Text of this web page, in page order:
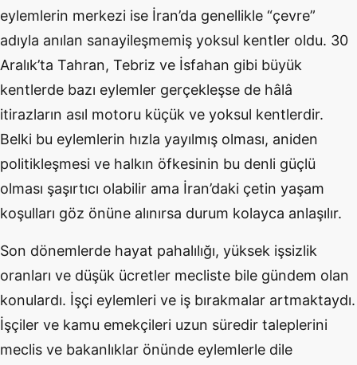
eylemlerin merkezi ise İran’da genellikle “çevre”
adıyla anılan sanayileşmemiş yoksul kentler oldu. 30
Aralık’ta Tahran, Tebriz ve İsfahan gibi büyük
kentlerde bazı eylemler gerçekleşse de hâlâ
itirazların asıl motoru küçük ve yoksul kentlerdir.
Belki bu eylemlerin hızla yayılmış olması, aniden
politikleşmesi ve halkın öfkesinin bu denli güçlü
olması şaşırtıcı olabilir ama İran’daki çetin yaşam
koşulları göz önüne alınırsa durum kolayca anlaşılır.
Son dönemlerde hayat pahalılığı, yüksek işsizlik
oranları ve düşük ücretler mecliste bile gündem olan
konulardı. İşçi eylemleri ve iş bırakmalar artmaktaydı.
İşçiler ve kamu emekçileri uzun süredir taleplerini
meclis ve bakanlıklar önünde eylemlerle dile